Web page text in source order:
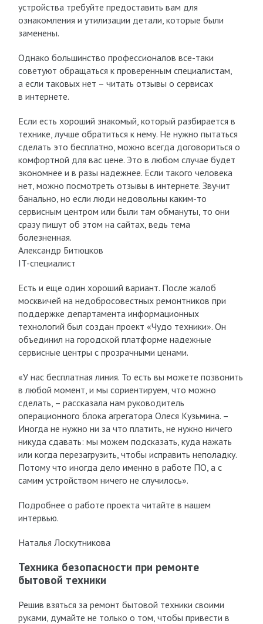
устройства требуйте предоставить вам для
ознакомления и утилизации детали, которые были
заменены.
Однако большинство профессионалов все-таки
советуют обращаться к проверенным специалистам,
а если таковых нет – читать отзывы о сервисах
в интернете.
Если есть хороший знакомый, который разбирается в
технике, лучше обратиться к нему. Не нужно пытаться
сделать это бесплатно, можно всегда договориться о
комфортной для вас цене. Это в любом случае будет
экономнее и в разы надежнее. Если такого человека
нет, можно посмотреть отзывы в интернете. Звучит
банально, но если люди недовольны каким-то
сервисным центром или были там обмануты, то они
сразу пишут об этом на сайтах, ведь тема
болезненная.
Александр Битюцков
IT-специалист
Есть и еще один хороший вариант. После жалоб
москвичей на недобросовестных ремонтников при
поддержке департамента информационных
технологий был создан проект «Чудо техники». Он
объединил на городской платформе надежные
сервисные центры с прозрачными ценами.
«У нас бесплатная линия. То есть вы можете позвонить
в любой момент, и мы сориентируем, что можно
сделать, – рассказала нам руководитель
операционного блока агрегатора Олеся Кузьмина. –
Иногда не нужно ни за что платить, не нужно ничего
никуда сдавать: мы можем подсказать, куда нажать
или когда перезагрузить, чтобы исправить неполадку.
Потому что иногда дело именно в работе ПО, а с
самим устройством ничего не случилось».
Подробнее о работе проекта читайте в нашем
интервью.
Наталья Лоскутникова
Техника безопасности при ремонте
бытовой техники
Решив взяться за ремонт бытовой техники своими
руками, думайте не только о том, чтобы привести в